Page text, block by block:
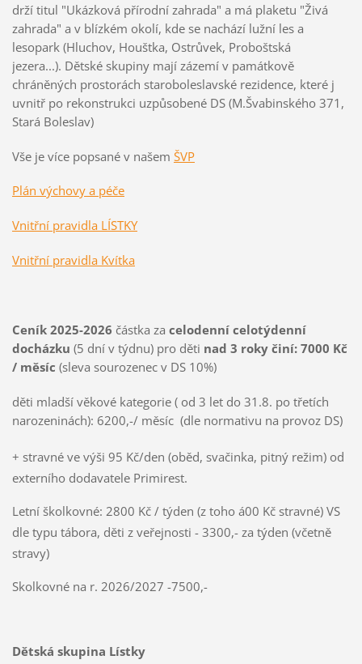
drží titul "Ukázková přírodní zahrada" a má plaketu "Živá
zahrada" a v blízkém okolí, kde se nachází lužní les a
lesopark (Hluchov, Houštka, Ostrůvek, Proboštská
jezera...). Dětské skupiny mají zázemí v památkově
chráněných prostorách staroboleslavské rezidence, které j
uvnitř po rekonstrukci uzpůsobené DS (M.Švabinského 371,
Stará Boleslav)
Vše je více popsané v našem ŠVP
Plán výchovy a péče
Vnitřní pravidla LÍSTKY
Vnitřní pravidla Kvítka
Ceník 2025-2026 částka za celodenní celotýdenní
docházku (5 dní v týdnu) pro děti nad 3 roky činí: 7000 Kč
/ měsíc (sleva sourozenec v DS 10%)
děti mladší věkové kategorie ( od 3 let do 31.8. po třetích
narozeninách): 6200,-/ měsíc (dle normativu na provoz DS)
+ stravné ve výši 95 Kč/den (oběd, svačinka, pitný režim) od
externího dodavatele Primirest.
Letní školkovné: 2800 Kč / týden (z toho á00 Kč stravné) VS
dle typu tábora, děti z veřejnosti - 3300,- za týden (včetně
stravy)
Skolkovné na r. 2026/2027 -7500,-
Dětská skupina Lístky